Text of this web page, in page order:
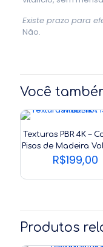
Existe prazo para
Não.
Você
Texturas PBR 4K –
Pisos de Madeira
R$199,00
Produtos